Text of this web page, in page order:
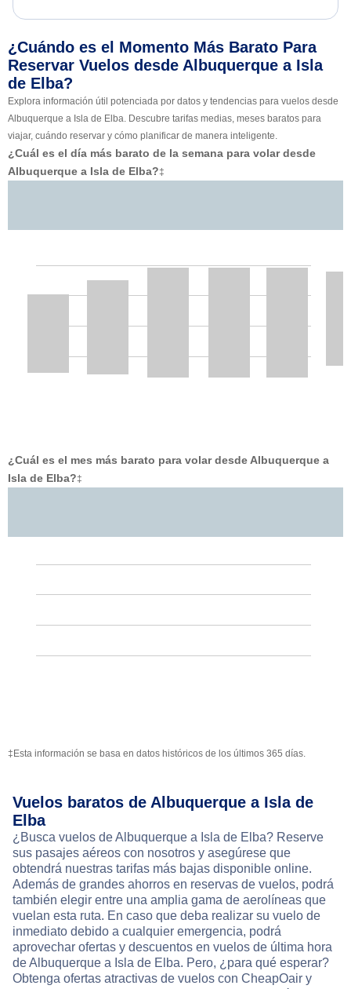
¿Cuándo es el Momento Más Barato Para
Reservar Vuelos desde Albuquerque a Isla
de Elba?
Explora información útil potenciada por datos y tendencias para vuelos desde
Albuquerque a Isla de Elba. Descubre tarifas medias, meses baratos para
viajar, cuándo reservar y cómo planificar de manera inteligente.
¿Cuál es el día más barato de la semana para volar desde
Albuquerque a Isla de Elba?‡
¿Cuál es el mes más barato para volar desde Albuquerque a
Isla de Elba?‡
‡Esta información se basa en datos históricos de los últimos 365 días.
Vuelos baratos de Albuquerque a Isla de
Elba
¿Busca vuelos de Albuquerque a Isla de Elba? Reserve
sus pasajes aéreos con nosotros y asegúrese que
obtendrá nuestras tarifas más bajas disponible online.
Además de grandes ahorros en reservas de vuelos, podrá
también elegir entre una amplia gama de aerolíneas que
vuelan esta ruta. En caso que deba realizar su vuelo de
inmediato debido a cualquier emergencia, podrá
aprovechar ofertas y descuentos en vuelos de última hora
de Albuquerque a Isla de Elba. Pero, ¿para qué esperar?
Obtenga ofertas atractivas de vuelos con CheapOair y